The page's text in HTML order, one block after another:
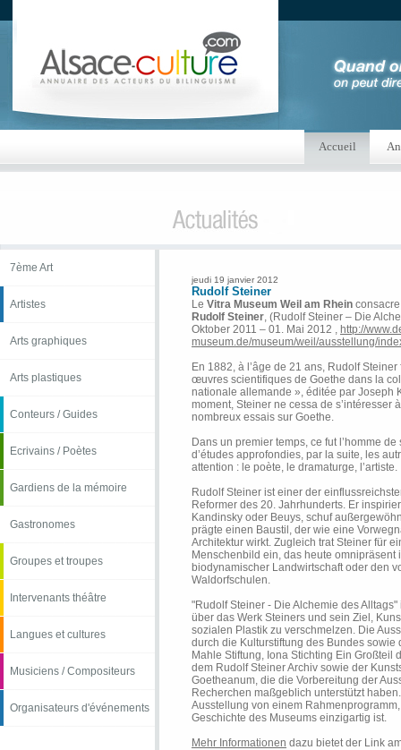
Accueil
7ème Art
Artistes
Arts graphiques
Arts plastiques
Conteurs / Guides
Ecrivains / Poètes
Gardiens de la mémoire
Gastronomes
Groupes et troupes
Intervenants théâtre
Langues et cultures
Musiciens / Compositeurs
Organisateurs d'événements
jeudi 19 janvier 2012
Rudolf Steiner
Le Vitra Museum Weil am Rhein
Rudolf Steiner, (Rudolf Steiner – Die
Oktober 2011 – 01. Mai 2012 , http://
museum.de/museum/weil/ausstellung/
En 1882, à l’âge de 21 ans, Rudolf
œuvres scientifiques de Goethe dans la
nationale allemande », éditée par Joseph
moment, Steiner ne cessa de s’intéresser
nombreux essais sur Goethe.
Dans un premier temps, ce fut l’homme de
d’études approfondies, par la suite, les
attention : le poète, le dramaturge, l’artiste.
Rudolf Steiner ist einer der
Reformer des 20. Jahrhunderts. Er
Kandinsky oder Beuys, schuf
prägte einen Baustil, der wie eine
Architektur wirkt. Zugleich trat Steiner für
Menschenbild ein, das heute omnipräsent
biodynamischer Landwirtschaft oder den
Waldorfschulen.
"Rudolf Steiner - Die Alchemie des
über das Werk Steiners und sein Ziel,
sozialen Plastik zu verschmelzen. Die
durch die Kulturstiftung des Bundes sowie
Mahle Stiftung, Iona Stichting Ein Großteil
dem Rudolf Steiner Archiv sowie der
Goetheanum, die die Vorbereitung der
Recherchen maßgeblich unterstützt
Ausstellung von einem
Geschichte des Museums einzigartig ist.
Mehr Informationen dazu bietet der Link